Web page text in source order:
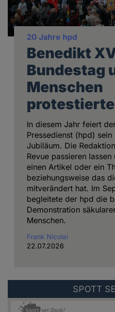
20 Jahre hpd
Benedikt
Bundestag
Menschen
In diesem Jahr feiert
Pressedienst (hpd)
Jubiläum. Die
Revue passieren
einen Artikel oder ein
beziehungsweise das
mitverändert hat. Im
begleitete der hpd die
Demonstration
Menschen.
Frank Nicolai
22.07.2026
SPOTT
Link
zu: